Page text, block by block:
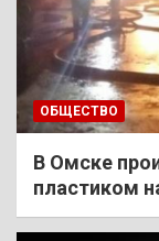
ОБЩЕСТВО
В Омске
пластиком